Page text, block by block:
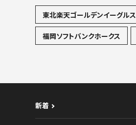
東北楽天ゴールデンイーグルス
福岡ソフトバンクホークス
新着